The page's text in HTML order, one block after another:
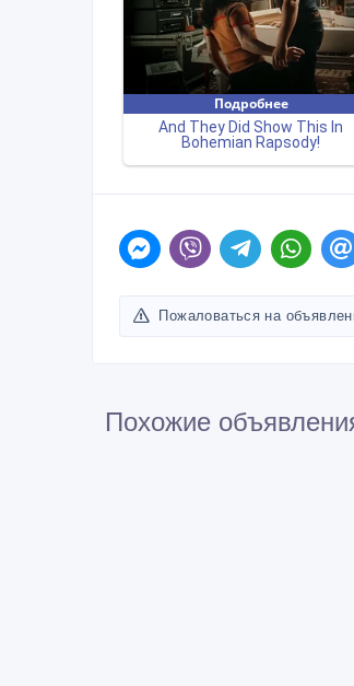
Пожаловаться на
Похожие